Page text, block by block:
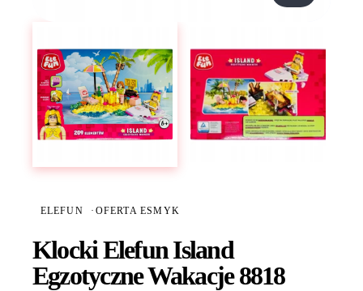
ELEFUN · OFERTA ESMYK
Klocki Elefun Island
Egzotyczne Wakacje 8818